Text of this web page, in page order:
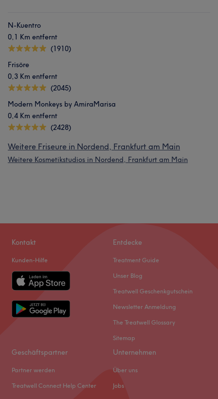
N-Kuentro
0,1 Km entfernt
(1910)
Frisöre
0,3 Km entfernt
(2045)
Modern Monkeys by AmiraMarisa
0,4 Km entfernt
(2428)
Weitere Friseure in Nordend, Frankfurt am Main
Weitere Kosmetikstudios in Nordend, Frankfurt am Main
Kontakt
Kunden-Hilfe
Entdecke
Treatment Guide
Unser Blog
Treatwell Geschenkgutschein
Newsletter Anmeldung
The Treatwell Glossary
Sitemap
Geschäftspartner
Partner werden
Treatwell Connect Help Center
Unternehmen
Über uns
Jobs